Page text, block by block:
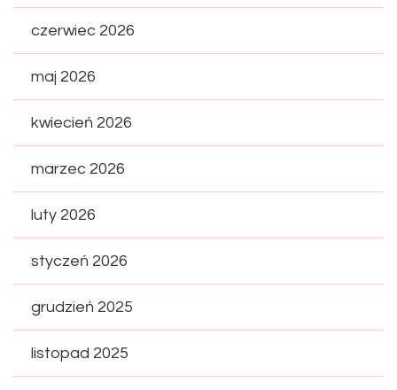
czerwiec 2026
maj 2026
kwiecień 2026
marzec 2026
luty 2026
styczeń 2026
grudzień 2025
listopad 2025